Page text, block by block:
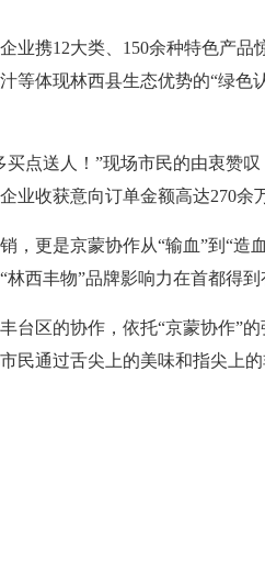
携12大类、150余种特色产品
等体现林西县生态优势的“绿
送人！”现场市民的由衷赞叹
业收获意向订单金额高达270余
更是京蒙协作从“输血”到“造
西丰物”品牌影响力在首都得到
区的协作，依托“京蒙协作”的
民通过舌尖上的美味和指尖上